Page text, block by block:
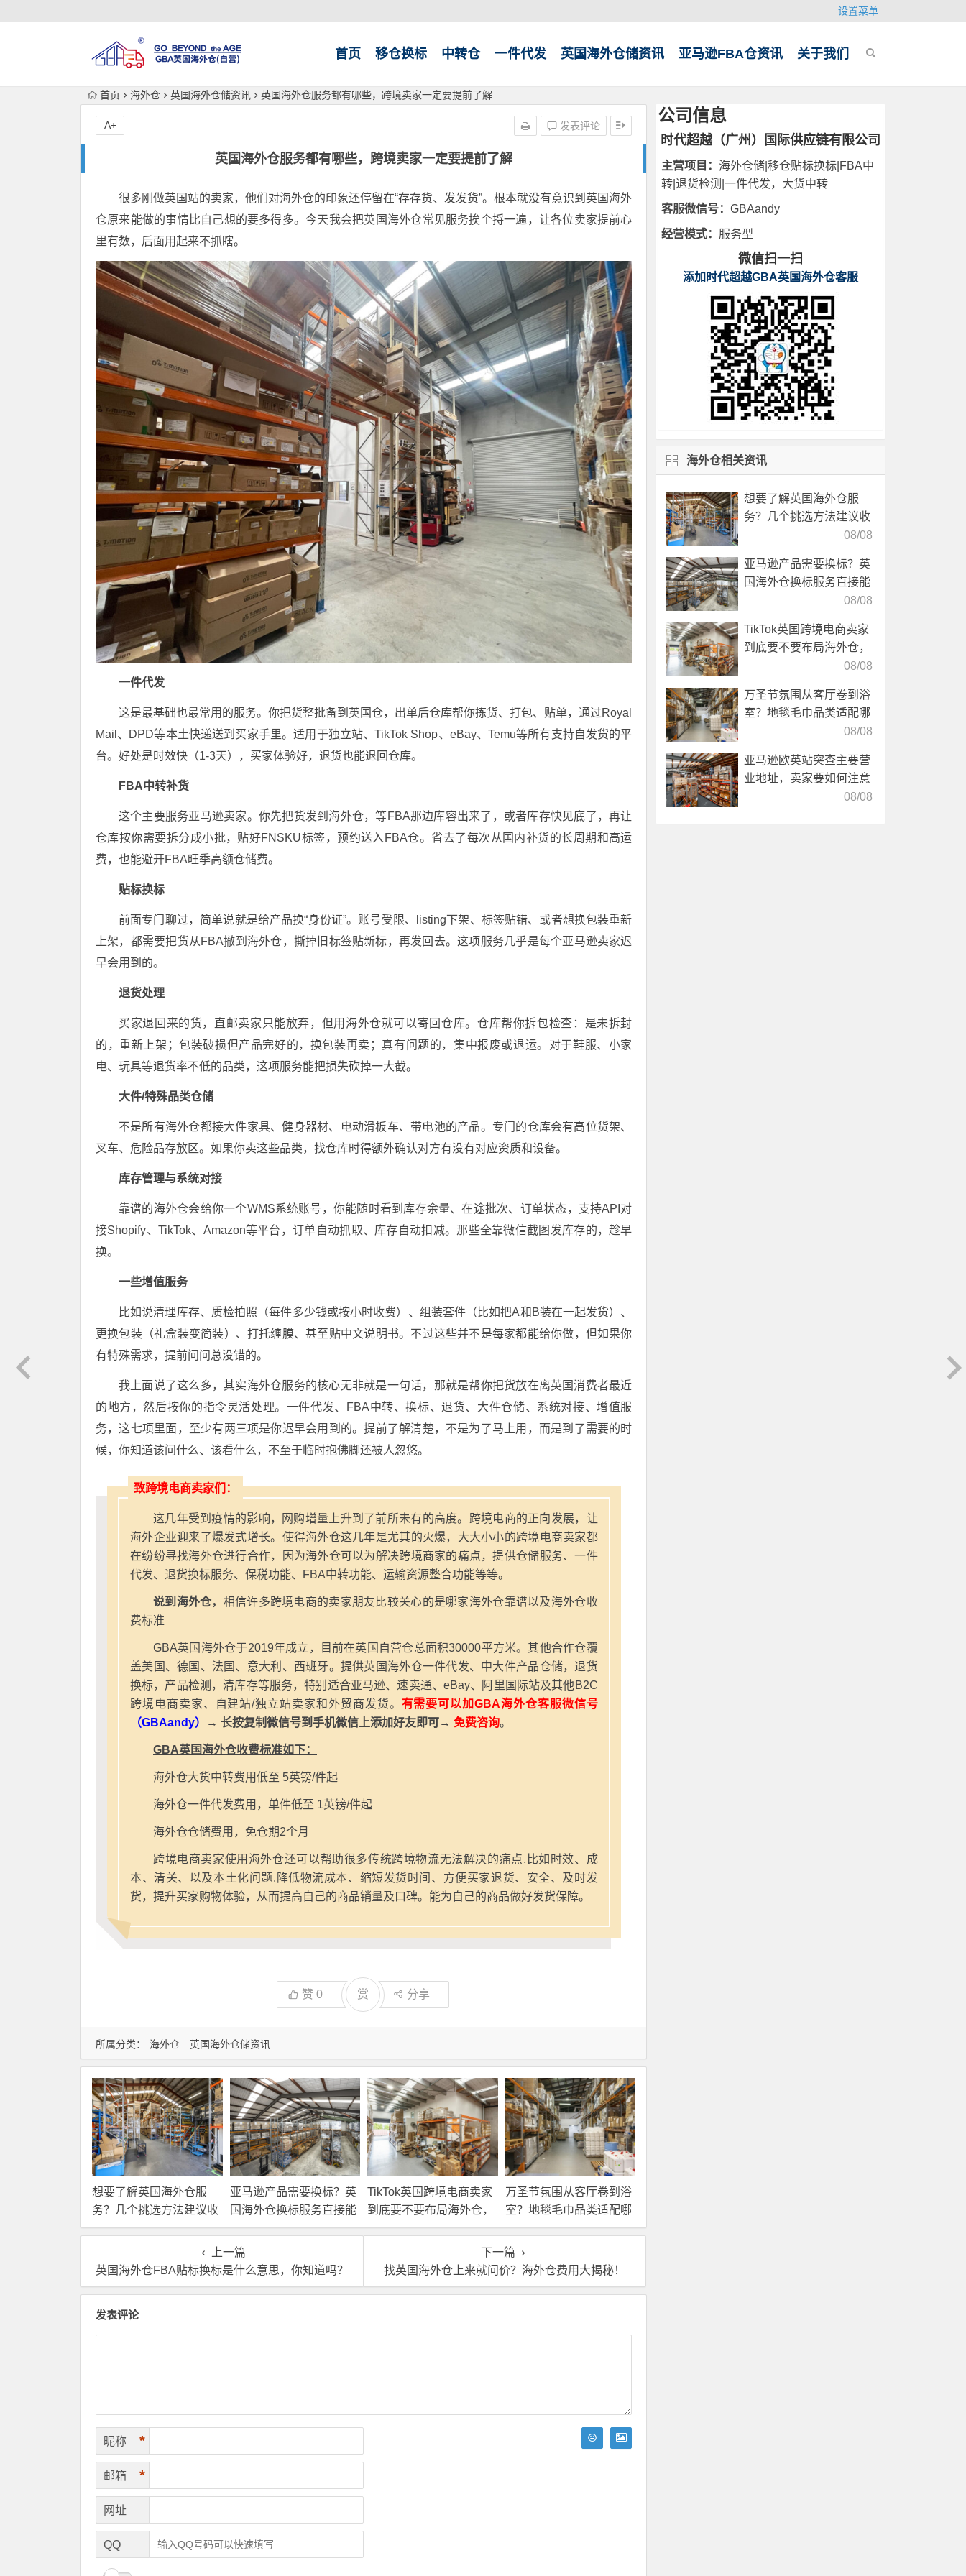
设置菜单
首页 移仓换标 中转仓 一件代发 英国海外仓储资讯 亚马逊FBA仓资讯 关于我们
首页 海外仓 英国海外仓储资讯 英国海外仓服务都有哪些，跨境卖家一定要提前了解
英国海外仓服务都有哪些，跨境卖家一定要提前了解
发表评论
A+
所属分类： 海外仓 英国海外仓储资讯
很多刚做英国站的卖家，他们对海外仓的印象还停留在“存存货、发发货”。根本就没有意识到英国海外
仓原来能做的事情比自己想的要多得多。今天我会把英国海外仓常见服务挨个捋一遍，让各位卖家提前心
里有数，后面用起来不抓瞎。
一件代发
这是最基础也最常用的服务。你把货整批备到英国仓，出单后仓库帮你拣货、打包、贴单，通过Royal
Mail、DPD等本土快递送到买家手里。适用于独立站、TikTok Shop、eBay、Temu等所有支持自发货的平
台。好处是时效快（1-3天），买家体验好，退货也能退回仓库。
FBA中转补货
这个主要服务亚马逊卖家。你先把货发到海外仓，等FBA那边库容出来了，或者库存快见底了，再让
仓库按你需要拆分成小批，贴好FNSKU标签，预约送入FBA仓。省去了每次从国内补货的长周期和高运
费，也能避开FBA旺季高额仓储费。
贴标换标
前面专门聊过，简单说就是给产品换“身份证”。账号受限、listing下架、标签贴错、或者想换包装重新
上架，都需要把货从FBA撤到海外仓，撕掉旧标签贴新标，再发回去。这项服务几乎是每个亚马逊卖家迟
早会用到的。
退货处理
买家退回来的货，直邮卖家只能放弃，但用海外仓就可以寄回仓库。仓库帮你拆包检查：是未拆封
的，重新上架；包装破损但产品完好的，换包装再卖；真有问题的，集中报废或退运。对于鞋服、小家
电、玩具等退货率不低的品类，这项服务能把损失砍掉一大截。
大件/特殊品类仓储
不是所有海外仓都接大件家具、健身器材、电动滑板车、带电池的产品。专门的仓库会有高位货架、
叉车、危险品存放区。如果你卖这些品类，找仓库时得额外确认对方有没有对应资质和设备。
库存管理与系统对接
靠谱的海外仓会给你一个WMS系统账号，你能随时看到库存余量、在途批次、订单状态，支持API对
接Shopify、TikTok、Amazon等平台，订单自动抓取、库存自动扣减。那些全靠微信截图发库存的，趁早
换。
一些增值服务
比如说清理库存、质检拍照（每件多少钱或按小时收费）、组装套件（比如把A和B装在一起发货）、
更换包装（礼盒装变简装）、打托缠膜、甚至贴中文说明书。不过这些并不是每家都能给你做，但如果你
有特殊需求，提前问问总没错的。
我上面说了这么多，其实海外仓服务的核心无非就是一句话，那就是帮你把货放在离英国消费者最近
的地方，然后按你的指令灵活处理。一件代发、FBA中转、换标、退货、大件仓储、系统对接、增值服
务，这七项里面，至少有两三项是你迟早会用到的。提前了解清楚，不是为了马上用，而是到了需要的时
候，你知道该问什么、该看什么，不至于临时抱佛脚还被人忽悠。
致跨境电商卖家们：
这几年受到疫情的影响，网购增量上升到了前所未有的高度。跨境电商的正向发展，让
海外企业迎来了爆发式增长。使得海外仓这几年是尤其的火爆，大大小小的跨境电商卖家都
在纷纷寻找海外仓进行合作，因为海外仓可以为解决跨境商家的痛点，提供仓储服务、一件
代发、退货换标服务、保税功能、FBA中转功能、运输资源整合功能等等。
说到海外仓， 相信许多跨境电商的卖家朋友比较关心的是哪家海外仓靠谱以及海外仓收
费标准
GBA英国海外仓于2019年成立，目前在英国自营仓总面积30000平方米。其他合作仓覆
盖美国、德国、法国、意大利、西班牙。提供英国海外仓一件代发、中大件产品仓储，退货
换标，产品检测，清库存等服务，特别适合亚马逊、速卖通、eBay、阿里国际站及其他B2C
跨境电商卖家、自建站/独立站卖家和外贸商发货。 有需要可以加GBA海外仓客服微信号
（GBAandy）
→ 长按复制微信号到手机微信上添加好友即可→ 免费咨询。
GBA英国海外仓收费标准如下：
海外仓大货中转费用低至 5英镑/件起
海外仓一件代发费用，单件低至 1英镑/件起
海外仓仓储费用，免仓期2个月
跨境电商卖家使用海外仓还可以帮助很多传统跨境物流无法解决的痛点,比如时效、成
本、清关、以及本土化问题.降低物流成本、缩短发货时间、方便买家退货、安全、及时发
货，提升买家购物体验，从而提高自己的商品销量及口碑。能为自己的商品做好发货保障。
赞 0 赏 分享
想要了解英国海外仓服
务？几个挑选方法建议收
藏！
亚马逊产品需要换标？英
国海外仓换标服务直接能
高效解决！
TikTok英国跨境电商卖家
到底要不要布局海外仓，
海外仓优势分析！
万圣节氛围从客厅卷到浴
室？地毯毛巾品类适配哪
些海外仓服务？
上一篇
英国海外仓FBA贴标换标是什么意思，你知道吗？
下一篇
找英国海外仓上来就问价？海外仓费用大揭秘！
发表评论
昵称 *
邮箱 *
网址
QQ
公司信息
时代超越（广州）国际供应链有限公司
主营项目： 海外仓储|移仓贴标换标|FBA中
转|退货检测|一件代发，大货中转
客服微信号： GBAandy
经营模式： 服务型
微信扫一扫
添加时代超越GBA英国海外仓客服
海外仓相关资讯
想要了解英国海外仓服
务？几个挑选方法建议收
08/08
亚马逊产品需要换标？英
国海外仓换标服务直接能
08/08
TikTok英国跨境电商卖家
到底要不要布局海外仓，
08/08
万圣节氛围从客厅卷到浴
室？地毯毛巾品类适配哪
08/08
亚马逊欧英站突查主要营
业地址，卖家要如何注意
08/08